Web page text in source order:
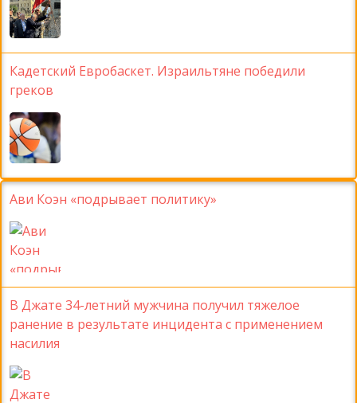
Кадетский Евробаскет. Израильтяне победили
греков
Ави Коэн «подрывает политику»
В Джате 34-летний мужчина получил тяжелое
ранение в результате инцидента с применением
насилия